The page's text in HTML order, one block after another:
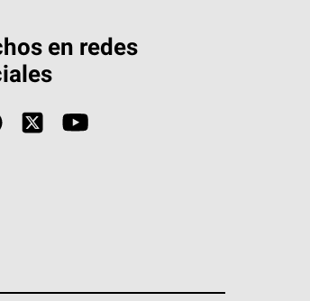
en redes